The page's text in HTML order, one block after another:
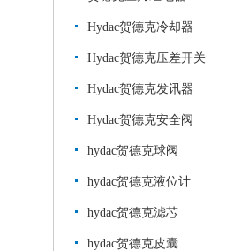
Hydac贺德克冷却器
Hydac贺德克压差开关
Hydac贺德克发讯器
Hydac贺德克安全阀
hydac贺德克球阀
hydac贺德克液位计
hydac贺德克滤芯
hydac贺德克皮囊